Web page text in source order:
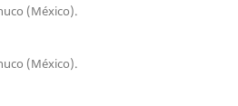
(México).
(México).